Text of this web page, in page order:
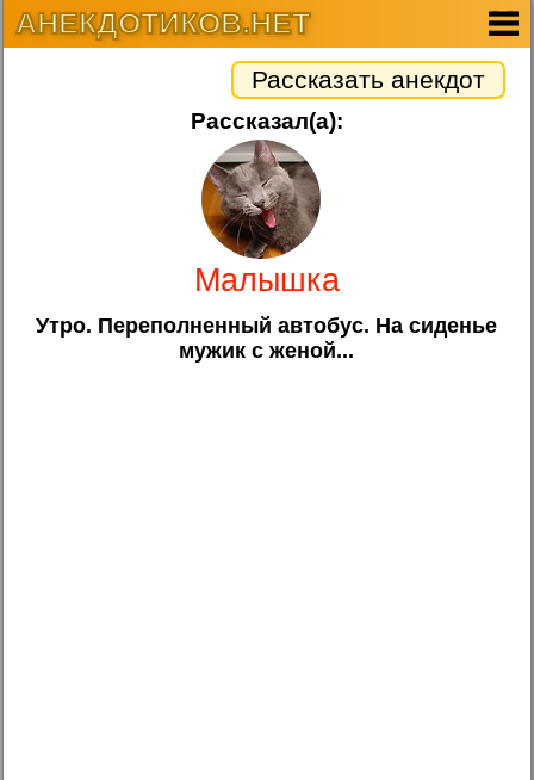
АНЕКДОТИКОВ.НЕТ
Рассказать анекдот
Рассказал(а):
Малышка
Утро. Переполненный автобус. На сиденье
мужик с женой...